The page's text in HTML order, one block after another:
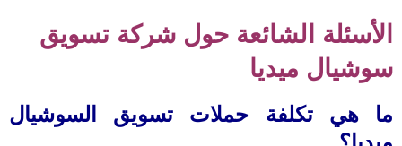
الأسئلة الشائعة حول شركة تسويق
سوشيال ميديا
ما هي تكلفة حملات تسويق السوشيال